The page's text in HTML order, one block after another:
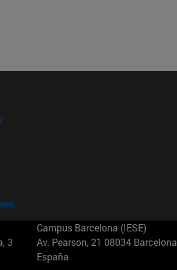
3
Campus Barcelona (IESE)
Av. Pearson, 21 08034 Barcelona
España